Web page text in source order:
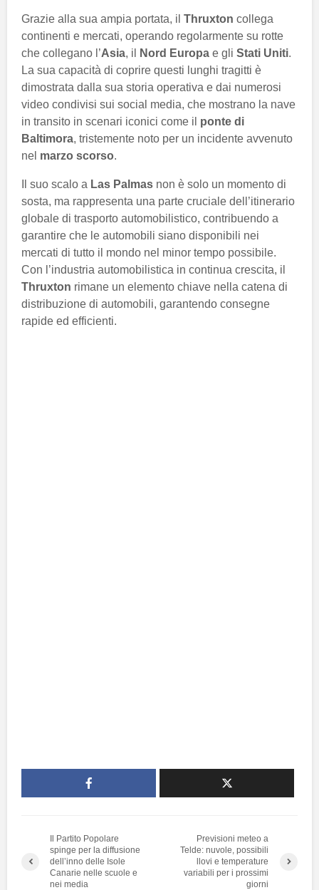
Grazie alla sua ampia portata, il Thruxton collega
continenti e mercati, operando regolarmente su rotte
che collegano l’Asia, il Nord Europa e gli Stati Uniti.
La sua capacità di coprire questi lunghi tragitti è
dimostrata dalla sua storia operativa e dai numerosi
video condivisi sui social media, che mostrano la nave
in transito in scenari iconici come il ponte di
Baltimora, tristemente noto per un incidente avvenuto
nel marzo scorso.
Il suo scalo a Las Palmas non è solo un momento di
sosta, ma rappresenta una parte cruciale dell’itinerario
globale di trasporto automobilistico, contribuendo a
garantire che le automobili siano disponibili nei
mercati di tutto il mondo nel minor tempo possibile.
Con l’industria automobilistica in continua crescita, il
Thruxton rimane un elemento chiave nella catena di
distribuzione di automobili, garantendo consegne
rapide ed efficienti.
Il Partito Popolare
spinge per la diffusione
dell’inno delle Isole
Canarie nelle scuole e
nei media
Previsioni meteo a
Telde: nuvole, possibili
llovi e temperature
variabili per i prossimi
giorni